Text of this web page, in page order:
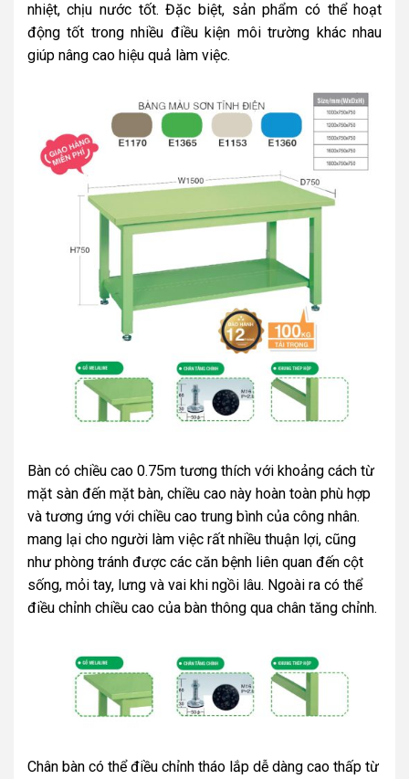
nhiệt, chịu nước tốt. Đặc biệt, sản phẩm có thể hoạt
động tốt trong nhiều điều kiện môi trường khác nhau
giúp nâng cao hiệu quả làm việc.
Bàn có chiều cao 0.75m tương thích với khoảng cách từ
mặt sàn đến mặt bàn, chiều cao này hoàn toàn phù hợp
và tương ứng với chiều cao trung bình của công nhân.
mang lại cho người làm việc rất nhiều thuận lợi, cũng
như phòng tránh được các căn bệnh liên quan đến cột
sống, mỏi tay, lưng và vai khi ngồi lâu. Ngoài ra có thể
điều chỉnh chiều cao của bàn thông qua chân tăng chỉnh.
Chân bàn có thể điều chỉnh tháo lắp dễ dàng cao thấp từ